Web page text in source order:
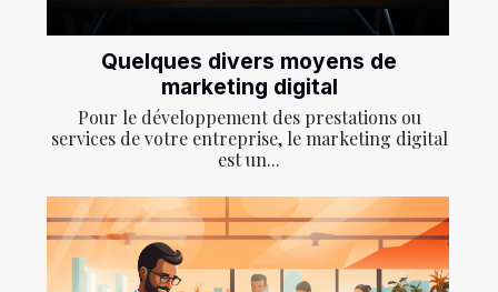
Quelques divers moyens de
marketing digital
Pour le développement des prestations ou
services de votre entreprise, le marketing digital
est un...